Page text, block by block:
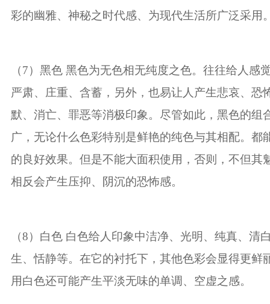
彩的幽雅、神秘之时代感、为现代生活所广泛采用
（7）黑色 黑色为无色相无纯度之色。往往给人感
严肃、庄重、含蓄，另外，也易让人产生悲哀、恐
默、消亡、罪恶等消极印象。尽管如此，黑色的组
广，无论什么色彩特别是鲜艳的纯色与其相配。都
的良好效果。但是不能大面积使用，否则，不但其
相反会产生压抑、阴沉的恐怖感。
（8）白色 白色给人印象中洁净、光明、纯真、清
生、恬静等。在它的衬托下，其他色彩会显得更鲜
用白色还可能产生平淡无味的单调、空虚之感。